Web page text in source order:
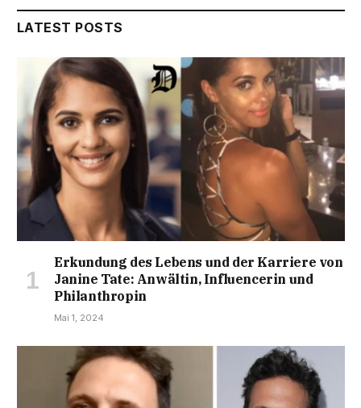
LATEST POSTS
Erkundung des Lebens und der Karriere von
Janine Tate: Anwältin, Influencerin und
Philanthropin
Mai 1, 2024